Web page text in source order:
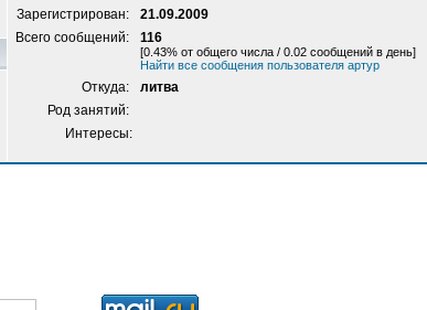
Зарегистрирован:
21.09.2009
Всего сообщений:
116
[0.43% от общего числа / 0.02 сообщений в день]
Найти все сообщения пользователя артур
Откуда:
литва
Род занятий:
Интересы: